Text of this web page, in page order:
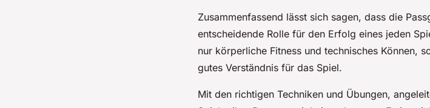
Zusammenfassend lässt sich sagen, dass die
entscheidende Rolle für den Erfolg eines jeden
nur körperliche Fitness und technisches Können,
gutes Verständnis für das Spiel.
Mit den richtigen Techniken und Übungen,